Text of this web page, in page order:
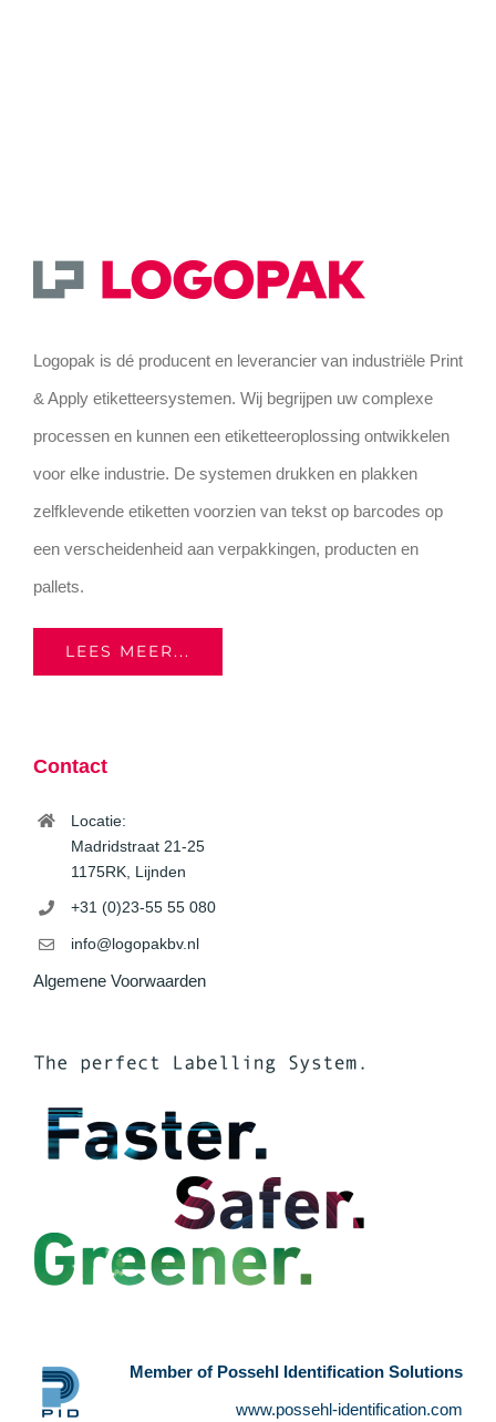
Logopak is dé producent en leverancier van industriële Print
& Apply etiketteersystemen. Wij begrijpen uw complexe
processen en kunnen een etiketteeroplossing ontwikkelen
voor elke industrie. De systemen drukken en plakken
zelfklevende etiketten voorzien van tekst op barcodes op
een verscheidenheid aan verpakkingen, producten en
pallets.
LEES MEER...
Contact
Locatie:
Madridstraat 21-25
1175RK, Lijnden
+31 (0)23-55 55 080
info@logopakbv.nl
Algemene Voorwaarden
Member of Possehl Identification Solutions
www.possehl-identification.com